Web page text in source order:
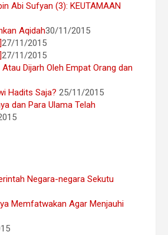
Abi Sufyan (3): KEUTAMAAN
Aqidah30/11/2015
27/11/2015
27/11/2015
Dijarh Oleh Empat Orang dan
Hadits Saja? 25/11/2015
dan Para Ulama Telah
Negara-negara Sekutu
Memfatwakan Agar Menjauhi